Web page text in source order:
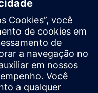
adicionais